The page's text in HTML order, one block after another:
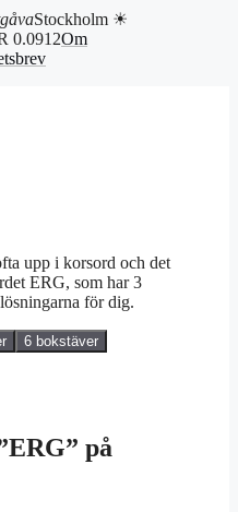
Stockholm ☀
0.0912Om
upp i korsord och det
ERG, som har 3
för dig.
6 bokstäver
på